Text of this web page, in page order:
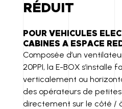
RÉDUIT
POUR VEHICULES
CABINES A ESPACE
Composée d’un
20PPI, la E-BOX s’installe
verticalement ou
des opérateurs de
directement sur le côté /